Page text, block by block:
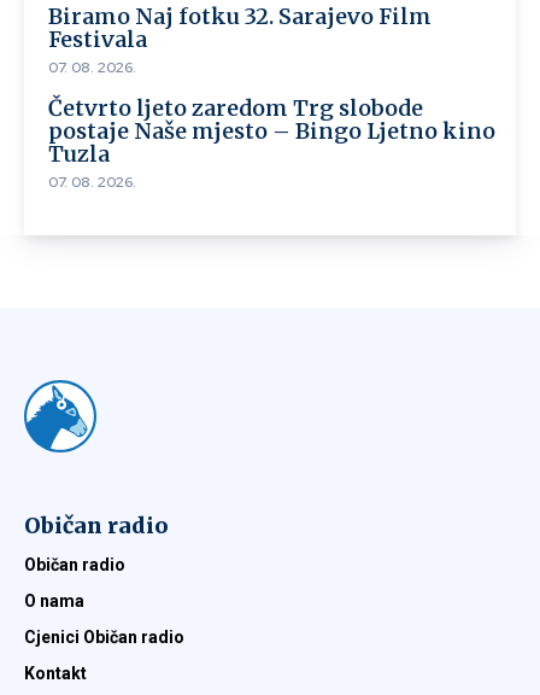
Biramo Naj fotku 32. Sarajevo Film
Festivala
07. 08. 2026.
Četvrto ljeto zaredom Trg slobode
postaje Naše mjesto – Bingo Ljetno kino
Tuzla
07. 08. 2026.
Običan radio
Običan radio
O nama
Cjenici Običan radio
Kontakt